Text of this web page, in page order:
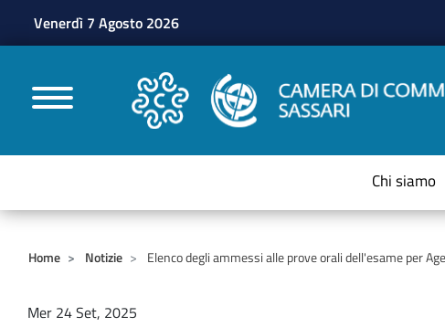
Venerdì 7 Agosto 2026
CAMERE DI
Chi siamo
Home Notizie Elenco degli ammessi alle prove orali dell'esame per
Mer 24 Set, 2025